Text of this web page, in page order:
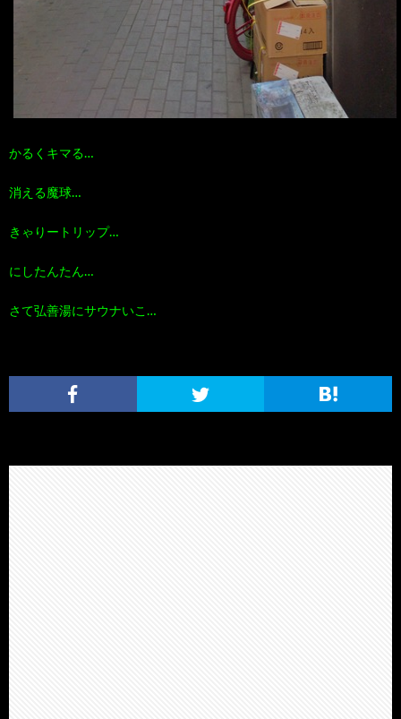
かるくキマる…
消える魔球…
きゃりートリップ…
にしたんたん…
さて弘善湯にサウナいこ…